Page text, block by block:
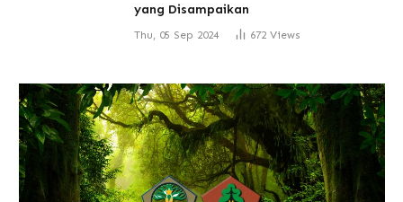
yang Disampaikan
Thu, 05 Sep 2024 672 Views